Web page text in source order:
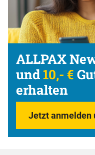
ALLPAX
und10,- €
erhalten
Jetzt anmelden